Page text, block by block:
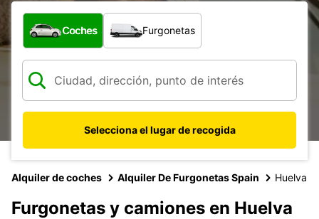
¿Qué tipo de vehículo?
Coches Furgonetas
Selecciona el lugar de recogida
Alquiler de coches Alquiler De Furgonetas Spain Huelva
Furgonetas y camiones en Huelva